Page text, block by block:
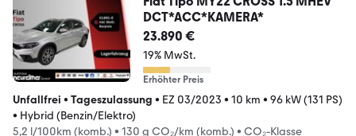
DCT*ACC*KAMERA*
23.890 €
19% MwSt.
Erhöhter Preis
Unfallfrei • Tageszulassung • EZ 03/2023 • 10 km • 96 kW (131 PS)
• Hybrid (Benzin/Elektro)
5,2 l/100km (komb.) • 130 g CO₂/km (komb.) • CO₂-Klasse